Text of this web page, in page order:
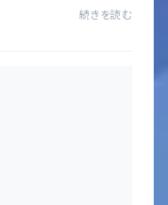
続きを読む